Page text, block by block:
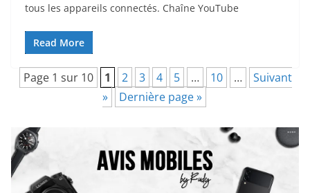
tous les appareils connectés. Chaîne YouTube
Read More
Page 1 sur 10 1 2 3 4 5 … 10 …
Suivant
»
Dernière page »